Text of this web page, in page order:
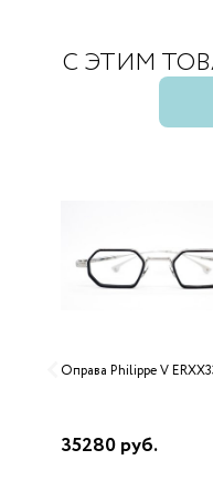
С ЭТИМ
Оправа Philippe V
35280 руб.